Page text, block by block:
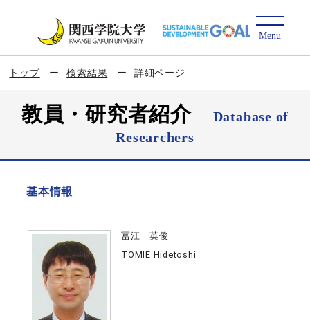
トップ 検索結果 詳細ページ
教員・研究者紹介
Database of
Researchers
基本情報
冨江 英俊
TOMIE Hidetoshi